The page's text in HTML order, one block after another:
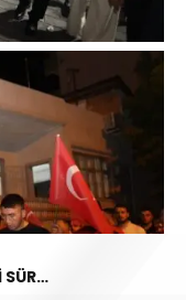
SİİRT MHP’DE İSTİFA DEPREMİ SÜRÜYOR: İL DİSİPLİN KURULU BAŞKANI HALİL SARCAN GÖREVİNDEN AYRILDI